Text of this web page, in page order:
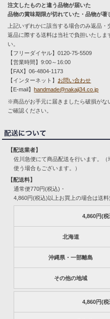
注文したものと違う品物が届いた
品物の賞味期限が切れていた・品物が著
上記いずれかに該当する場合のみ返品・
返品に際する送料は当社で負担いたし
い。
【フリーダイヤル】0120-75-5509
【営業時間】9:00～16:00
【FAX】06-4804-1173
【インターネット】 お問い合わせ
【E-mail】 handmade@nakaji34.co.jp
※商品がお手元に届きましたら破損がな
ご確認ください。
【配送業者】
佐川急便にて商品配送を行います。
使う場合もございます。）
【配送料】
通常便770円(税込)・
4,860円(税込)以上お買上の場合は送料
4,860円(
北海道
沖縄県・一部離島
その他の地域
4,860円(